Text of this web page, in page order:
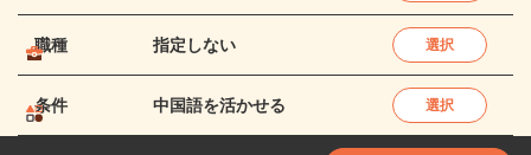
職種 指定しない 選択
条件 中国語を活かせる 選択